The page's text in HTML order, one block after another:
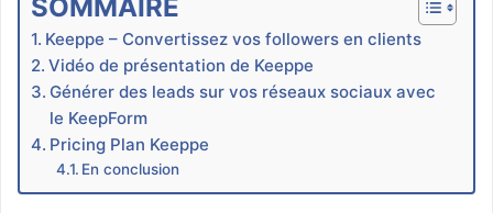
SOMMAIRE
Keeppe – Convertissez vos followers en clients
Vidéo de présentation de Keeppe
Générer des leads sur vos réseaux sociaux avec
le KeepForm
Pricing Plan Keeppe
En conclusion